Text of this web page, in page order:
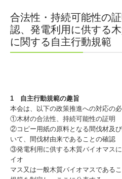
林業就業相談会・体験見学会
鳥取県内の森林組合・企業紹介
当財団について
各種お問い合わせ
鳥取県森林組合系統SDGs宣言
合法性・持続可能性の
認、発電利用に供する
に関する自主行動規範
1 自主行動規範の趣旨
本会は、以下の政策推進への対応の必
①木材の合法性、持続可能性の証明
②コピー用紙の原料となる間伐材及
いて、間伐材由来であることの確認
③発電利用に供する木質バイオマス
イオ
マス又は一般木質バイオマスである